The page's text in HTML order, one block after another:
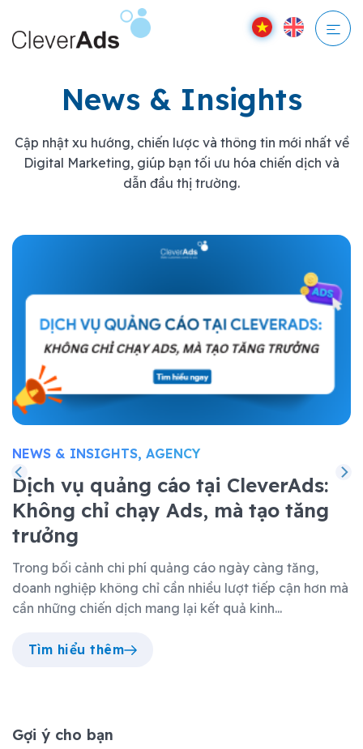
qua
nội
News & Insights
Cập nhật xu hướng, chiến lược và thông tin mới nhất về
Digital Marketing, giúp bạn tối ưu hóa chiến dịch và
dẫn đầu thị trường.
NEWS & INSIGHTS, AGENCY
Dịch vụ quảng cáo tại CleverAds:
Không chỉ chạy Ads, mà tạo tăng
trưởng
Trong bối cảnh chi phí quảng cáo ngày càng tăng,
doanh nghiệp không chỉ cần nhiều lượt tiếp cận hơn mà
cần những chiến dịch mang lại kết quả kinh...
Tìm hiểu thêm
Gợi ý cho bạn